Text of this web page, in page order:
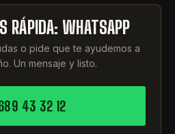
RÁPIDA: WHATSAPP
o pide que te ayudemos a
Un mensaje y listo.
43 32 12